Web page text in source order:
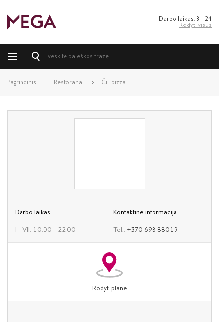
Darbo laikas: 8 – 24
Rodyti visus
Pagrindinis Restoranai Čili pizza
Darbo laikas
I – VII: 10:00 – 22:00
Kontaktinė informacija
Tel.: +370 698 88019
Rodyti plane